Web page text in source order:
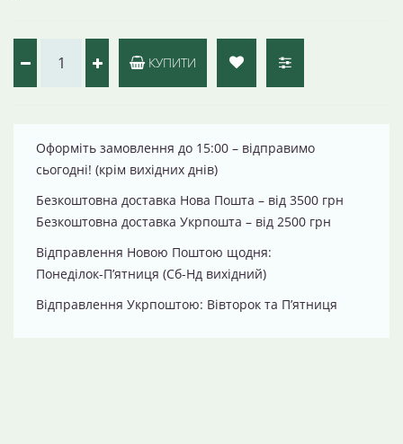
КУПИТИ
Оформіть замовлення до 15:00 – відправимо
сьогодні! (крім вихідних днів)
Безкоштовна доставка Нова Пошта – від 3500 грн
Безкоштовна доставка Укрпошта – від 2500 грн
Відправлення Новою Поштою щодня:
Понеділок-П’ятниця (Сб-Нд вихідний)
Відправлення Укрпоштою: Вівторок та П’ятниця